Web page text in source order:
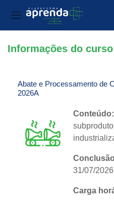
Painel lateral
Informações do curso
Abate e Processamento de
2026A
Conteúdo:
31/07/2026
Carga